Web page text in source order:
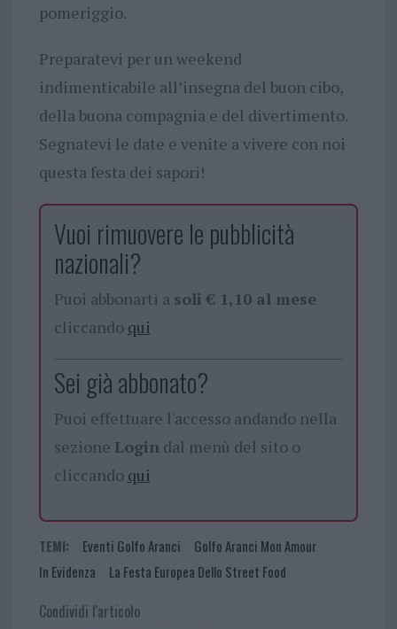
pomeriggio.
Preparatevi per un weekend
indimenticabile all’insegna del buon cibo,
della buona compagnia e del divertimento.
Segnatevi le date e venite a vivere con noi
questa festa dei sapori!
Vuoi rimuovere le pubblicità
nazionali?
Puoi abbonarti a soli € 1,10 al mese
cliccando qui
Sei già abbonato?
Puoi effettuare l'accesso andando nella
sezione Login dal menù del sito o
cliccando qui
TEMI: Eventi Golfo Aranci
Golfo Aranci Mon Amour
In Evidenza
La Festa Europea Dello Street Food
Condividi l'articolo